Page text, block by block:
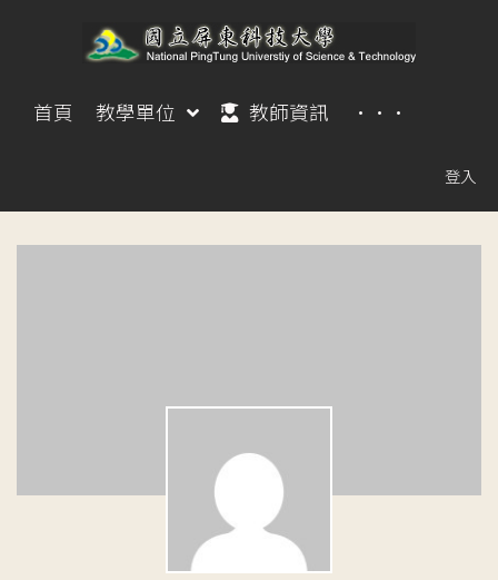
首頁 教學單位 教師資訊 ···
登入